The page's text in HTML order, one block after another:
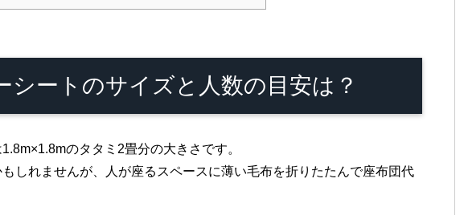
シートのサイズと人数の目安は？
のタタミ2畳分の大きさです。
しれませんが、人が座るスペースに薄い毛布を折りたたんで座布団代